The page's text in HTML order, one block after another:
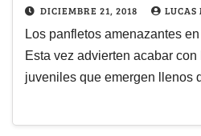
DICIEMBRE 21, 2018 LUCAS
Los panfletos amenazantes
Esta vez advierten acabar
juveniles que emergen llenos